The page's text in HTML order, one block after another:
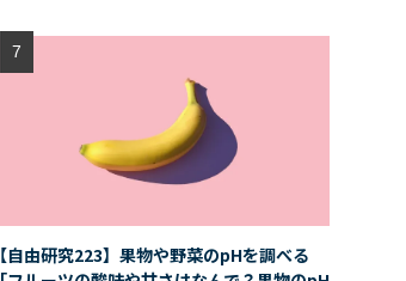
【自由研究223】果物や野菜のpHを調べる